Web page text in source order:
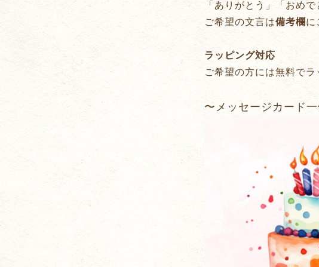
「ありがとう」「おめ
ご希望の文言は備考欄に
ラッピング対応
ご希望の方には無料でラ
〜メッセージカード